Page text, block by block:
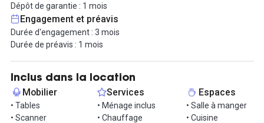
Découvrez un environnement chaleureux et soigneusement
décoré, idéal pour accueillir vos clients en toute convivialité. Cet
espace convient parfaitement aux travailleurs indépendants ainsi
qu'aux petites équipes dynamiques.
Flexibilité sur-mesure : vous avez le choix de louer de 1 à 5 jours
par semaine ou de manière mensuelle. De plus, une option de
privatisation de la surface totale de 60 m² est envisageable pour
vos ateliers ou événements spéciaux.
Dépôt de garantie : 1 mois
Engagement et préavis
Durée d'engagement : 3 mois
Durée de préavis : 1 mois
Inclus dans la location
Mobilier
• Tables
• Scanner
Services
• Ménage inclus
• Chauffage
Espaces
• Salle à manger
• Cuisine